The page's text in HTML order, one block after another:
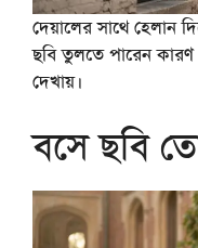
দেয়ালের সাথে হেলান
ছবি তুলতে পারেন
দেখায়।
বসে ছবি